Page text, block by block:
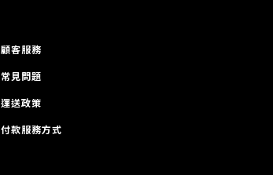
顧客服務
常見問題
運送政策
付款服務方式